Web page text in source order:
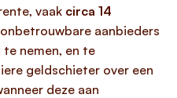
vaak circa 14
onbetrouwbare aanbieders
nemen, en te
geldschieter over een
deze aan